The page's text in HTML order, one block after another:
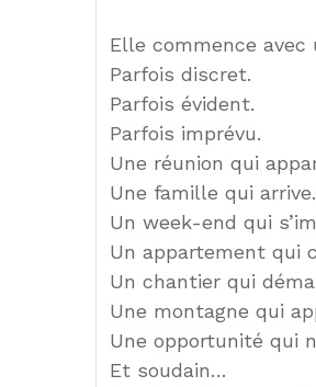
Elle commence avec
Parfois discret.
Parfois évident.
Parfois imprévu.
Une réunion qui
Une famille qui arrive.
Un week-end qui
Un appartement qui
Un chantier qui
Une montagne qui
Une opportunité qui
Et soudain…